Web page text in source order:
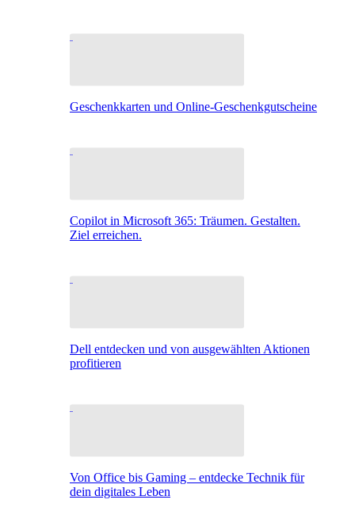
Geschenkkarten und Online-Geschenkgutscheine
Copilot in Microsoft 365: Träumen. Gestalten.
Ziel erreichen.
Dell entdecken und von ausgewählten Aktionen
profitieren
Von Office bis Gaming – entdecke Technik für
dein digitales Leben